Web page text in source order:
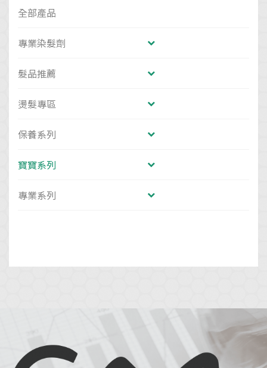
全部產品
專業染髮劑
髮品推薦
燙髮專區
保養系列
寶寶系列
專業系列